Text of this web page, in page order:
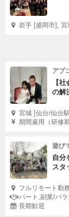
岩手 [盛岡市], 宮
アプ
【
の解
宮城 [仙台/仙台
期間雇用（研修
遊び
自分
スタ
フルリモート勤
パート,副業/パ
長期歓迎